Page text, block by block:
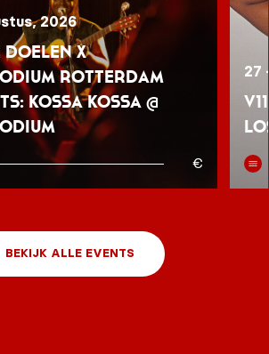
2026
Doelen x
Rotterdam
Kossa Kossa @
€
27
BEKIJK ALLE EVENTS